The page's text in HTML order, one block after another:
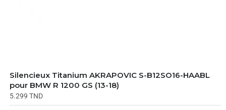
Silencieux Titanium AKRAPOVIC S-B12SO16-HAABL
pour BMW R 1200 GS (13-18)
5.299 TND